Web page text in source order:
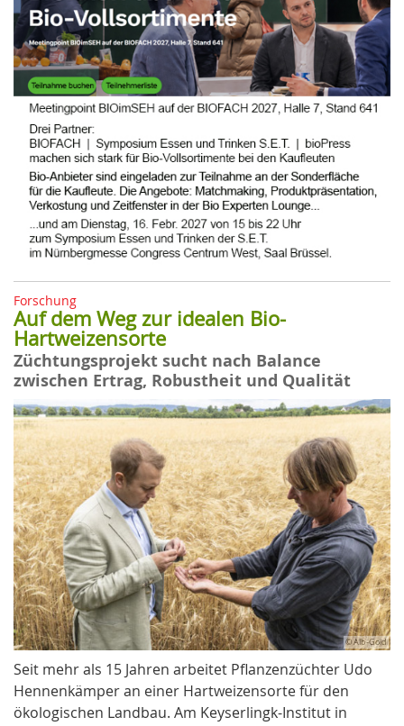
Forschung
Auf dem Weg zur idealen Bio-
Hartweizensorte
Züchtungsprojekt sucht nach Balance
zwischen Ertrag, Robustheit und Qualität
© Alb-Gold
Seit mehr als 15 Jahren arbeitet Pflanzenzüchter Udo
Hennenkämper an einer Hartweizensorte für den
ökologischen Landbau. Am Keyserlingk-Institut in